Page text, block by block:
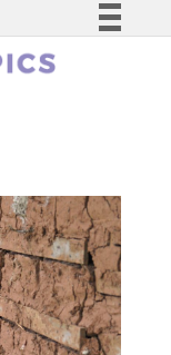
Canais